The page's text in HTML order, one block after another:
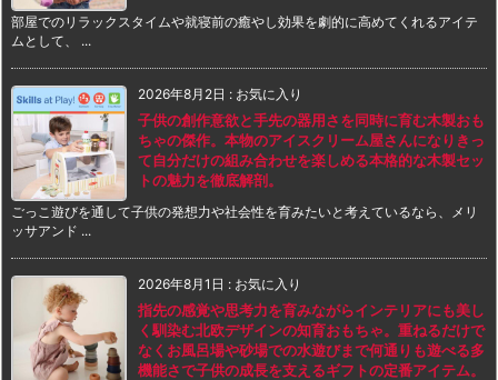
部屋でのリラックスタイムや就寝前の癒やし効果を劇的に高めてくれるアイテ
ムとして、 ...
2026年8月2日 : お気に入り
子供の創作意欲と手先の器用さを同時に育む木製おも
ちゃの傑作。本物のアイスクリーム屋さんになりきっ
て自分だけの組み合わせを楽しめる本格的な木製セッ
トの魅力を徹底解剖。
ごっこ遊びを通して子供の発想力や社会性を育みたいと考えているなら、メリ
ッサアンド ...
2026年8月1日 : お気に入り
指先の感覚や思考力を育みながらインテリアにも美し
く馴染む北欧デザインの知育おもちゃ。重ねるだけで
なくお風呂場や砂場での水遊びまで何通りも遊べる多
機能さで子供の成長を支えるギフトの定番アイテム。